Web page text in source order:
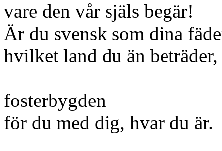
vare den vår själs begär!
Är du svensk som dina
hvilket land du än beträder,
fosterbygden
för du med dig, hvar du är.